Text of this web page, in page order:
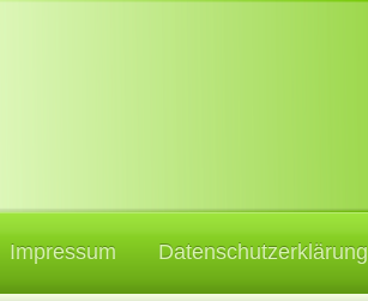
Impressum Datenschutzerklärung